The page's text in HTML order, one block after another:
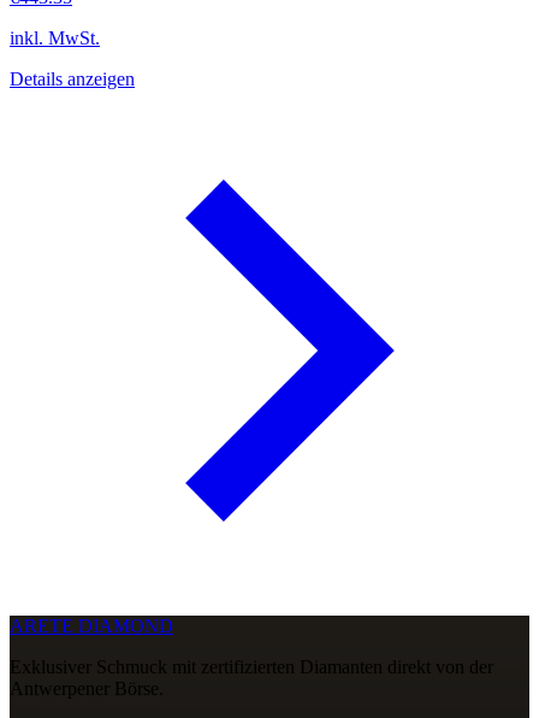
inkl. MwSt.
Details anzeigen
ARETE DIAMOND
Exklusiver Schmuck mit zertifizierten Diamanten direkt von der
Antwerpener Börse.